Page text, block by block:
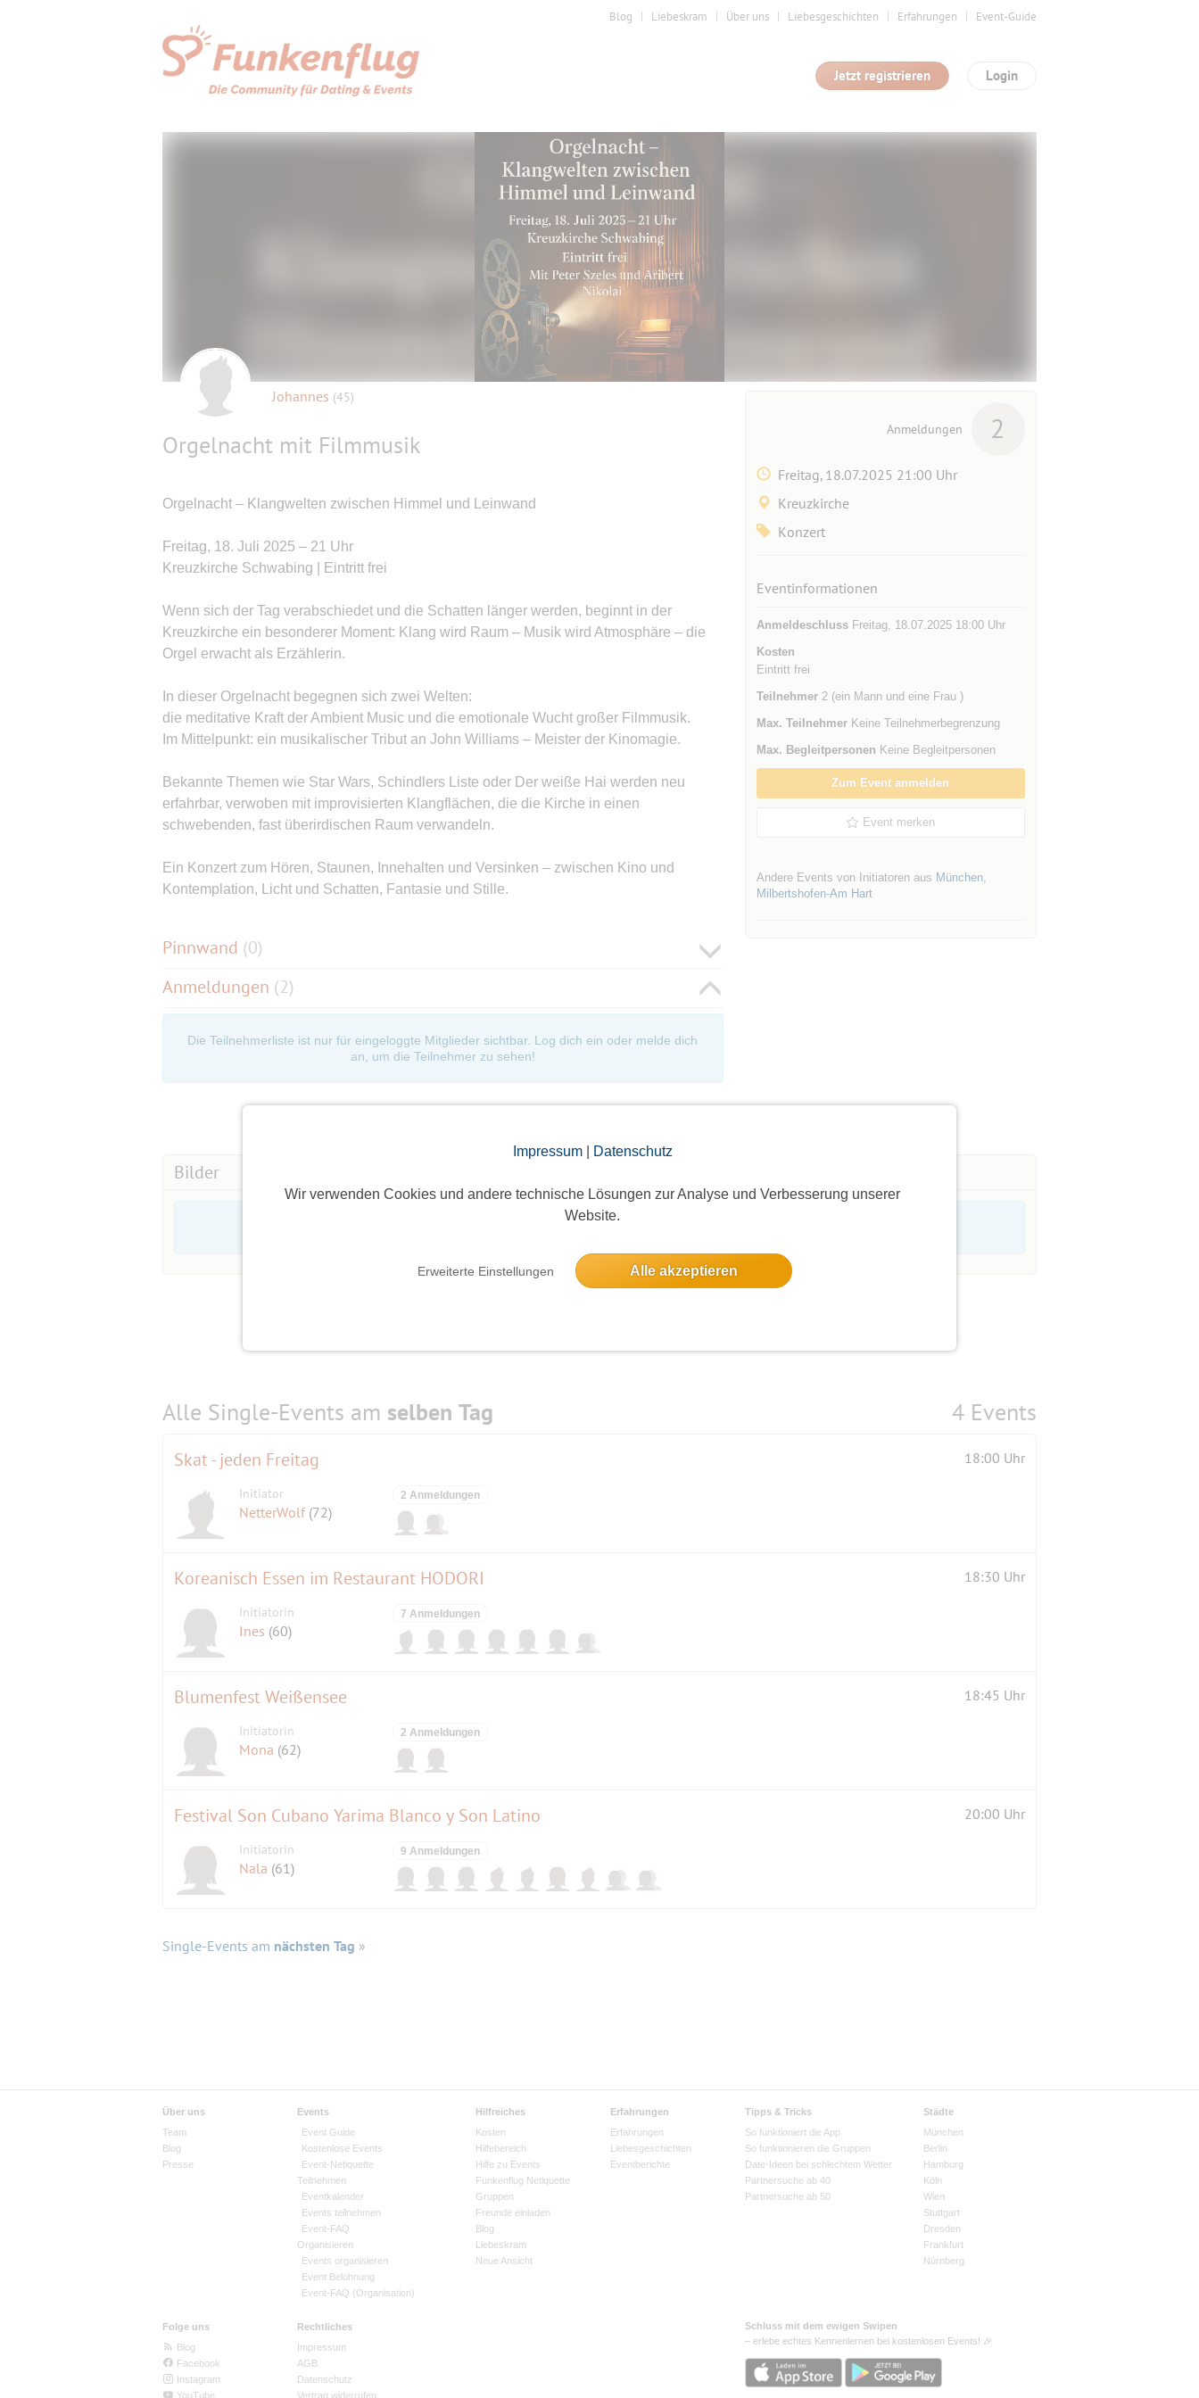
Impressum| Datenschutz
Wir verwenden Cookies und andere technische Lösungen zur Analyse und Verbesserung unserer
Website.
Erweiterte Einstellungen Alle akzeptieren
Blog Liebeskram Über uns Liebesgeschichten Erfahrungen Event-Guide
Login
Jetzt registrieren
Johannes (45)
Orgelnacht mit Filmmusik
Orgelnacht – Klangwelten zwischen Himmel und Leinwand
Freitag, 18. Juli 2025 – 21 Uhr
Kreuzkirche Schwabing | Eintritt frei
Wenn sich der Tag verabschiedet und die Schatten länger werden, beginnt in der
Kreuzkirche ein besonderer Moment: Klang wird Raum – Musik wird Atmosphäre – die
Orgel erwacht als Erzählerin.
In dieser Orgelnacht begegnen sich zwei Welten:
die meditative Kraft der Ambient Music und die emotionale Wucht großer Filmmusik.
Im Mittelpunkt: ein musikalischer Tribut an John Williams – Meister der Kinomagie.
Bekannte Themen wie Star Wars, Schindlers Liste oder Der weiße Hai werden neu
erfahrbar, verwoben mit improvisierten Klangflächen, die die Kirche in einen
schwebenden, fast überirdischen Raum verwandeln.
Ein Konzert zum Hören, Staunen, Innehalten und Versinken – zwischen Kino und
Kontemplation, Licht und Schatten, Fantasie und Stille.
Pinnwand (0)
Anmeldungen (2)
Die Teilnehmerliste ist nur für eingeloggte Mitglieder sichtbar. Log dich ein oder melde dich
an, um die Teilnehmer zu sehen!
Anmeldungen 2
Freitag, 18.07.2025 21:00 Uhr
Kreuzkirche
Konzert
Eventinformationen
AnmeldeschlussFreitag, 18.07.2025 18:00 Uhr
Kosten
Eintritt frei
Teilnehmer2 (ein Mann und eine Frau )
Max. TeilnehmerKeine Teilnehmerbegrenzung
Max. Begleitpersonen Keine Begleitpersonen
Zum Event anmelden
Event merken
Andere Events von Initiatoren aus München,
Milbertshofen-Am Hart
Bilder
Alle Single-Events am selben Tag 4 Events
Skat - jeden Freitag 18:00 Uhr
Initiator
NetterWolf (72)
2 Anmeldungen
Koreanisch Essen im Restaurant HODORI 18:30 Uhr
Initiatorin
Ines (60)
7 Anmeldungen
Blumenfest Weißensee 18:45 Uhr
Initiatorin
Mona (62)
2 Anmeldungen
Festival Son Cubano Yarima Blanco y Son Latino 20:00 Uhr
Initiatorin
Nala (61)
9 Anmeldungen
Single-Events am nächsten Tag »
Über uns
Team
Blog
Presse
Events
Event Guide
Kostenlose Events
Event-Netiquette
Teilnehmen
Eventkalender
Events teilnehmen
Event-FAQ
Organisieren
Events organisieren
Event Belohnung
Event-FAQ (Organisation)
Hilfreiches
Kosten
Hilfebereich
Hilfe zu Events
Funkenflug Netiquette
Gruppen
Freunde einladen
Blog
Liebeskram
Neue Ansicht
Erfahrungen
Erfahrungen
Liebesgeschichten
Eventberichte
Tipps & Tricks
So funktioniert die App
So funktionieren die Gruppen
Date-Ideen bei schlechtem Wetter
Partnersuche ab 40
Partnersuche ab 50
Städte
München
Berlin
Hamburg
Köln
Wien
Stuttgart
Dresden
Frankfurt
Nürnberg
Folge uns
Blog
Facebook
Instagram
YouTube
Rechtliches
Impressum
AGB
Datenschutz
Vertrag widerrufen
Schluss mit dem ewigen Swipen
– erlebe echtes Kennenlernen bei kostenlosen Events! 🎉